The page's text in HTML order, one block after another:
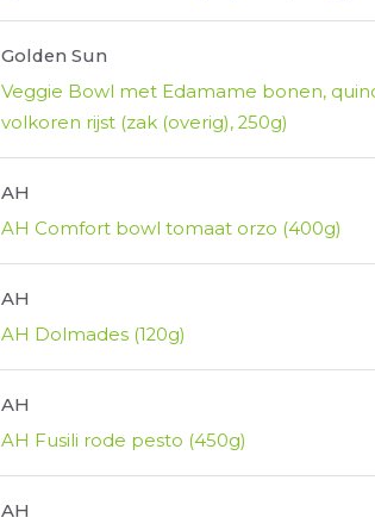
Golden Sun
Veggie Bowl met Edamame bonen,
volkoren rijst (zak (overig), 250g)
AH
AH Comfort bowl tomaat orzo (400g)
AH
AH Dolmades (120g)
AH
AH Fusili rode pesto (450g)
AH